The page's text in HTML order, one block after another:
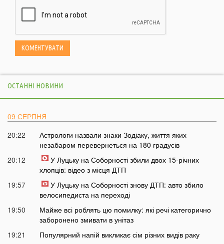
ОСТАННІ НОВИНИ
09 СЕРПНЯ
20:22
Астрологи назвали знаки Зодіаку, життя яких
незабаром перевернеться на 180 градусів
20:12
У Луцьку на Соборності збили двох 15-річних
хлопців: відео з місця ДТП
19:57
У Луцьку на Соборності знову ДТП: авто збило
велосипедиста на переході
19:50
Майже всі роблять цю помилку: які речі категорично
заборонено змивати в унітаз
19:21
Популярний напій викликає сім різних видів раку